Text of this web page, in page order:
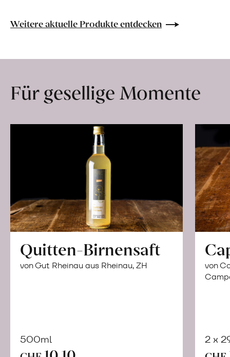
Jose
erfahren
Weitere aktuelle Produkte entdecken
Für gesellige Momente
Quitten-Birnensaft
von Gut Rheinau aus Rheinau, ZH
500ml
von
2 x